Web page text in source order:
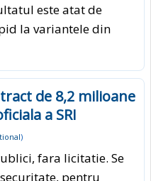
este atat de
la variantele din
de 8,2 milioane
a SRI
)
fara licitatie. Se
pentru